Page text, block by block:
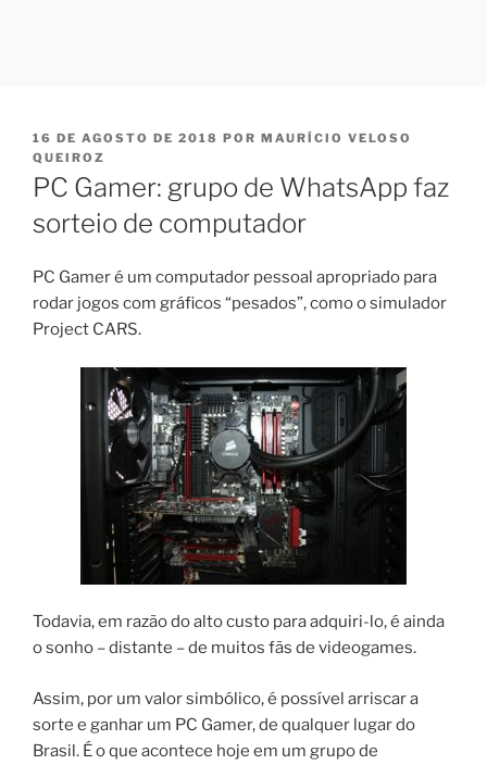
PUBLICADO
EM
16 DE AGOSTO DE 2018 POR MAURÍCIO VELOSO
QUEIROZ
PC Gamer: grupo de WhatsApp faz
sorteio de computador
PC Gamer é um computador pessoal apropriado para
rodar jogos com gráficos “pesados”, como o simulador
Project CARS.
Todavia, em razão do alto custo para adquiri-lo, é ainda
o sonho – distante – de muitos fãs de videogames.
Assim, por um valor simbólico, é possível arriscar a
sorte e ganhar um PC Gamer, de qualquer lugar do
Brasil. É o que acontece hoje em um grupo de